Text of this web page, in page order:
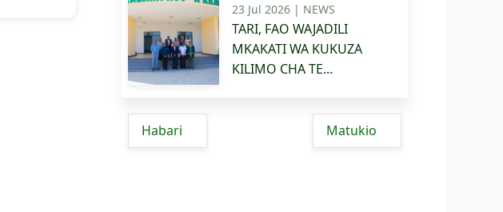
23 Jul 2026 | NEWS
TARI, FAO WAJADILI
MKAKATI WA KUKUZA
KILIMO CHA TE...
Habari Matukio